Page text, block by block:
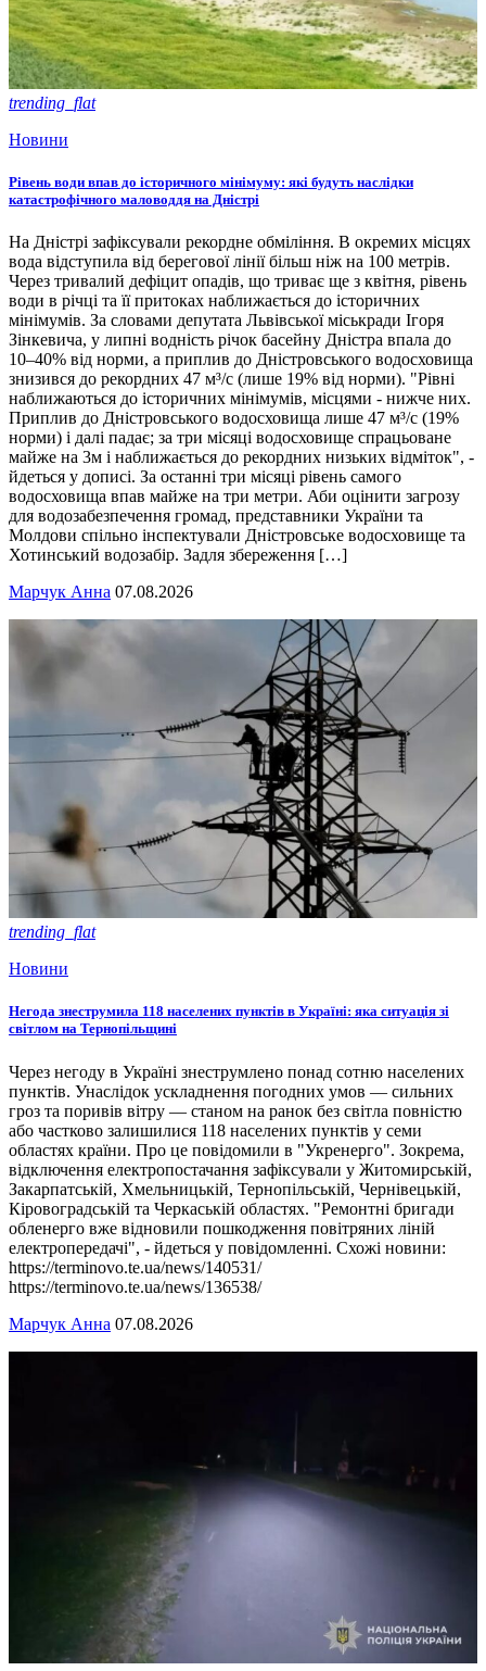
trending_flat
Новини
Рівень води впав до історичного мінімуму: які будуть наслідки
катастрофічного маловоддя на Дністрі
На Дністрі зафіксували рекордне обміління. В окремих місцях
вода відступила від берегової лінії більш ніж на 100 метрів.
Через тривалий дефіцит опадів, що триває ще з квітня, рівень
води в річці та її притоках наближається до історичних
мінімумів. За словами депутата Львівської міськради Ігоря
Зінкевича, у липні водність річок басейну Дністра впала до
10–40% від норми, а приплив до Дністровського водосховища
знизився до рекордних 47 м³/с (лише 19% від норми). "Рівні
наближаються до історичних мінімумів, місцями - нижче них.
Приплив до Дністровського водосховища лише 47 м³/с (19%
норми) і далі падає; за три місяці водосховище спрацьоване
майже на 3м і наближається до рекордних низьких відміток", -
йдеться у дописі. За останні три місяці рівень самого
водосховища впав майже на три метри. Аби оцінити загрозу
для водозабезпечення громад, представники України та
Молдови спільно інспектували Дністровське водосховище та
Хотинський водозабір. Задля збереження […]
Марчук Анна 07.08.2026
trending_flat
Новини
Негода знеструмила 118 населених пунктів в Україні: яка ситуація зі
світлом на Тернопільщині
Через негоду в Україні знеструмлено понад сотню населених
пунктів. Унаслідок ускладнення погодних умов — сильних
гроз та поривів вітру — станом на ранок без світла повністю
або частково залишилися 118 населених пунктів у семи
областях країни. Про це повідомили в "Укренерго". Зокрема,
відключення електропостачання зафіксували у Житомирській,
Закарпатській, Хмельницькій, Тернопільській, Чернівецькій,
Кіровоградській та Черкаській областях. "Ремонтні бригади
обленерго вже відновили пошкодження повітряних ліній
електропередачі", - йдеться у повідомленні. Схожі новини:
https://terminovo.te.ua/news/140531/
https://terminovo.te.ua/news/136538/
Марчук Анна 07.08.2026